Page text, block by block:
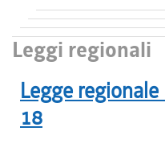
Leggi regionali
Legge regionale
18